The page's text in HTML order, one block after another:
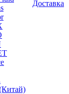
Доставка